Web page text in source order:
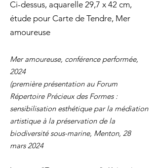
Ci-dessus, aquarelle 29,7 x 42 cm,
étude pour Carte de Tendre, Mer
amoureuse
Mer amoureuse, conférence performée,
2024
(première présentation au Forum
Répertoire Précieux des Formes :
sensibilisation esthétique par la médiation
artistique à la préservation de la
biodiversité sous-marine, Menton, 28
mars 2024